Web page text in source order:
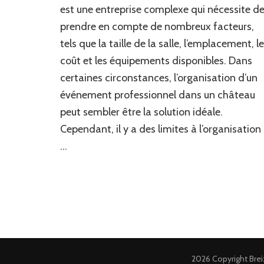
est une entreprise complexe qui nécessite de
prendre en compte de nombreux facteurs,
tels que la taille de la salle, l’emplacement, le
coût et les équipements disponibles. Dans
certaines circonstances, l’organisation d’un
événement professionnel dans un château
peut sembler être la solution idéale.
Cependant, il y a des limites à l’organisation
…
2026 Copyright